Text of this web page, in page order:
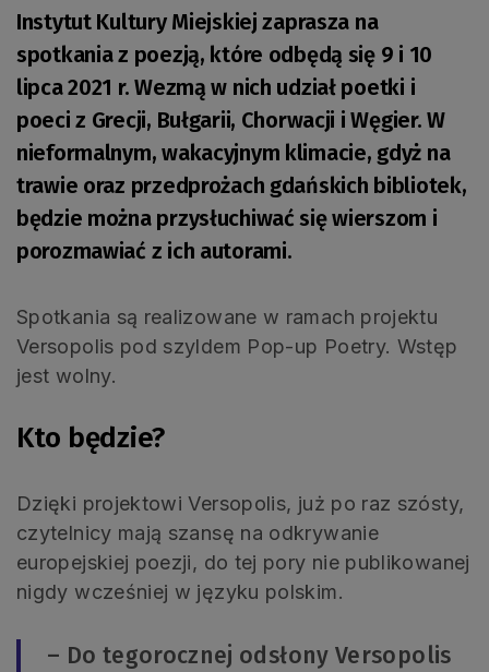
Instytut Kultury Miejskiej zaprasza na
spotkania z poezją, które odbędą się 9 i 10
lipca 2021 r. Wezmą w nich udział poetki i
poeci z Grecji, Bułgarii, Chorwacji i Węgier. W
nieformalnym, wakacyjnym klimacie, gdyż na
trawie oraz przedprożach gdańskich bibliotek,
będzie można przysłuchiwać się wierszom i
porozmawiać z ich autorami.
Spotkania są realizowane w ramach projektu
Versopolis pod szyldem Pop-up Poetry. Wstęp
jest wolny.
Kto będzie?
Dzięki projektowi Versopolis, już po raz szósty,
czytelnicy mają szansę na odkrywanie
europejskiej poezji, do tej pory nie publikowanej
nigdy wcześniej w języku polskim.
– Do tegorocznej odsłony Versopolis